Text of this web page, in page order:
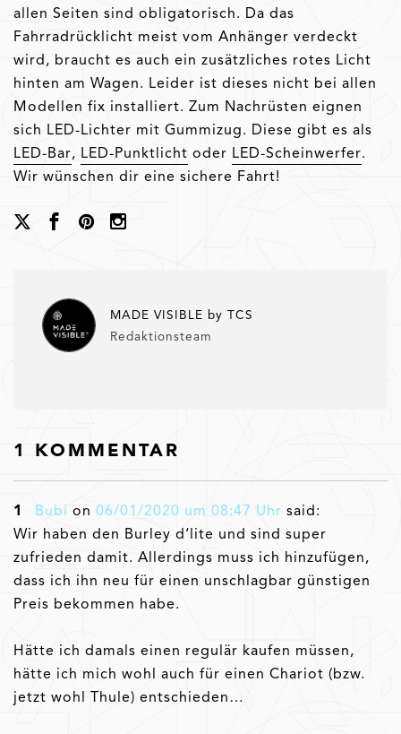
allen Seiten sind obligatorisch. Da das
Fahrradrücklicht meist vom Anhänger verdeckt
wird, braucht es auch ein zusätzliches rotes Licht
hinten am Wagen. Leider ist dieses nicht bei allen
Modellen fix installiert. Zum Nachrüsten eignen
sich LED-Lichter mit Gummizug. Diese gibt es als
LED-Bar, LED-Punktlicht oder LED-Scheinwerfer.
Wir wünschen dir eine sichere Fahrt!
MADE VISIBLE by TCS
Redaktionsteam
1 KOMMENTAR
Bubi on 06/01/2020 um 08:47 Uhr said:
Wir haben den Burley d‘lite und sind super
zufrieden damit. Allerdings muss ich hinzufügen,
dass ich ihn neu für einen unschlagbar günstigen
Preis bekommen habe.
Hätte ich damals einen regulär kaufen müssen,
hätte ich mich wohl auch für einen Chariot (bzw.
jetzt wohl Thule) entschieden…